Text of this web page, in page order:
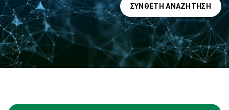
ΣΎΝΘΕΤΗ ΑΝΑΖΉΤΗΣΗ